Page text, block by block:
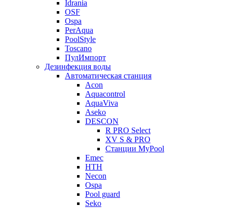
Idrania
OSF
Ospa
PerAqua
PoolStyle
Toscano
ПулИмпорт
Дезинфекция воды
Автоматическая станция
Acon
Aquacontrol
AquaViva
Aseko
DESCON
R PRO Select
XV S & PRO
Станции MyPool
Emec
HTH
Necon
Ospa
Pool guard
Seko